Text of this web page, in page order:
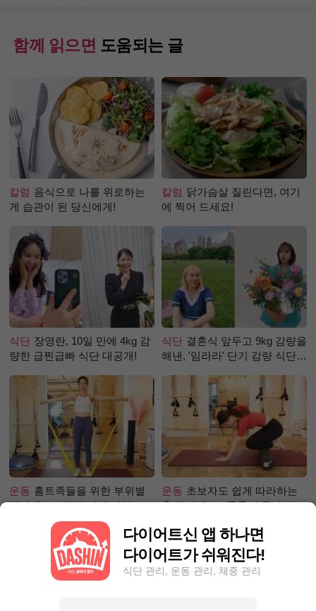
함께 읽으면 도움되는 글
칼럼 음식으로 나를 위로하는
게 습관이 된 당신에게!
칼럼 닭가슴살 질린다면, 여기
에 찍어 드세요!
식단 장영란, 10일 만에 4kg 감
량한 급찐급빠 식단 대공개!
식단 결혼식 앞두고 9kg 감량을
해낸, '임라라' 단기 감량 식단
운동 홈트족들을 위한 부위별
필라테스 – 직각 어깨 라인 만
운동 초보자도 쉽게 따라하는
홈 필라테스 - 폼롤러 종아리 알
다이어트신 앱 하나면
다이어트가 쉬워진다!
식단 관리, 운동 관리, 체중 관리